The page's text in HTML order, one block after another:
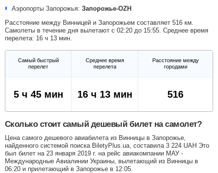
Аэропорты Запорожья: Запорожье-OZH
Расстояние между Винницей и Запорожьем составляет 516 км.
Самолеты в течение дня вылетают с 02:20 до 15:55. Среднее время
перелета: 16 ч 13 мин.
Самый быстрый
перелет
Среднее время
перелета
Расстояние между
городами
5 ч 45 мин 16 ч 13 мин 516
Сколько стоит самый дешевый билет на самолет?
Цена самого дешевого авиабилета из Винницы в Запорожье,
найденного системой поиска BiletyPlus.ua, составила 3 224 UAH Это
был билет на 23 января 2019 г. на рейс авиакомпании МАУ -
Международные Авиалинии Украины, вылетающий из Винницы в
06:20 и прилетающий в Запорожье в 12:05.